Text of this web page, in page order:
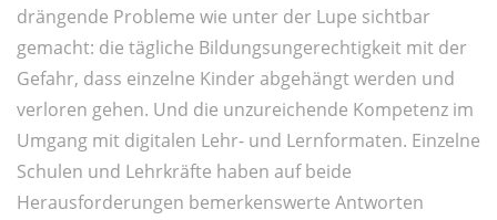
drängende Probleme wie unter der Lupe sichtbar
gemacht: die tägliche Bildungsungerechtigkeit mit der
Gefahr, dass einzelne Kinder abgehängt werden und
verloren gehen. Und die unzureichende Kompetenz im
Umgang mit digitalen Lehr- und Lernformaten. Einzelne
Schulen und Lehrkräfte haben auf beide
Herausforderungen bemerkenswerte Antworten